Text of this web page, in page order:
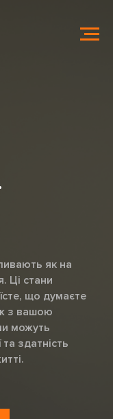
як на
Ці стани
що думаєте
з вашою
можуть
здатність